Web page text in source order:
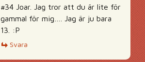
#34 Joar. Jag tror att du är lite för
gammal för mig…. Jag är ju bara
13. :P
Svara